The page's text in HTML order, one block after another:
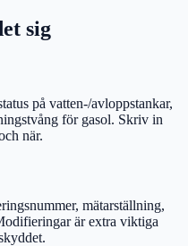
sig
på vatten-/avloppstankar,
för gasol. Skriv in
när.
mätarställning,
är extra viktiga